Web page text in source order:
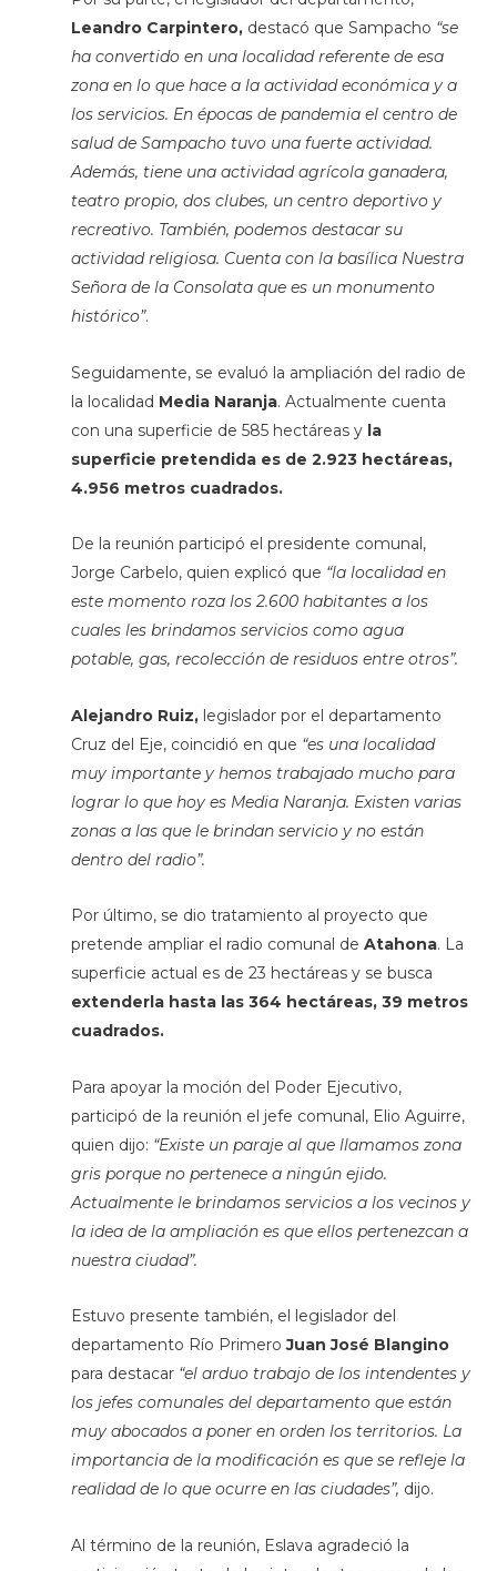
Leandro Carpintero, destacó que Sampacho “se
ha convertido en una localidad referente de esa
zona en lo que hace a la actividad económica y a
los servicios. En épocas de pandemia el centro de
salud de Sampacho tuvo una fuerte actividad.
Además, tiene una actividad agrícola ganadera,
teatro propio, dos clubes, un centro deportivo y
recreativo. También, podemos destacar su
actividad religiosa. Cuenta con la basílica Nuestra
Señora de la Consolata que es un monumento
histórico”.
Seguidamente, se evaluó la ampliación del radio de
la localidad Media Naranja. Actualmente cuenta
con una superficie de 585 hectáreas y la
superficie pretendida es de 2.923 hectáreas,
4.956 metros cuadrados.
De la reunión participó el presidente comunal,
Jorge Carbelo, quien explicó que “la localidad en
este momento roza los 2.600 habitantes a los
cuales les brindamos servicios como agua
potable, gas, recolección de residuos entre otros”.
Alejandro Ruiz,legislador por el departamento
Cruz del Eje, coincidió en que “es una localidad
muy importante y hemos trabajado mucho para
lograr lo que hoy es Media Naranja. Existen varias
zonas a las que le brindan servicio y no están
dentro del radio”.
Por último, se dio tratamiento al proyecto que
pretende ampliar el radio comunal de Atahona. La
superficie actual es de 23 hectáreas y se busca
extenderla hasta las 364 hectáreas, 39 metros
cuadrados.
Para apoyar la moción del Poder Ejecutivo,
participó de la reunión el jefe comunal, Elio Aguirre,
quien dijo: “Existe un paraje al que llamamos zona
gris porque no pertenece a ningún ejido.
Actualmente le brindamos servicios a los vecinos y
la idea de la ampliación es que ellos pertenezcan a
nuestra ciudad”.
Estuvo presente también, el legislador del
departamento Río PrimeroJuan José Blangino
para destacar “el arduo trabajo de los intendentes y
los jefes comunales del departamento que están
muy abocados a poner en orden los territorios. La
importancia de la modificación es que se refleje la
realidad de lo que ocurre en las ciudades”, dijo.
Al término de la reunión, Eslava agradeció la